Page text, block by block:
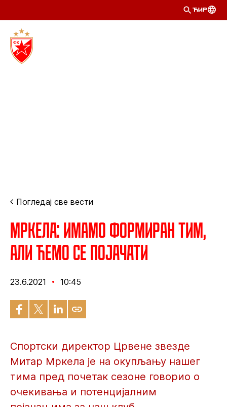
ЋИР
Погледај све вести
Мркела: Имамо формиран тим,
али ћемо се појачати
23.6.2021 10:45
Спортски директор Црвене звезде
Митар Мркела је на окупљању нашег
тима пред почетак сезоне говорио о
очекивања и потенцијалним